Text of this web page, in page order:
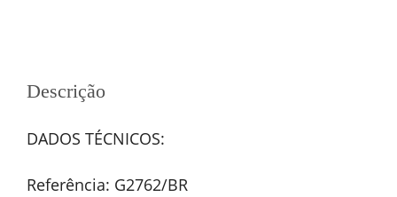
Descrição
DADOS TÉCNICOS:
Referência: G2762/BR